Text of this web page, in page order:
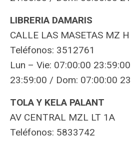
LIBRERIA DAMARIS
CALLE LAS MASETAS MZ
Teléfonos: 3512761
Lun – Vie: 07:00:00
23:59:00 / Dom: 07:00:00
TOLA Y KELA PALANT
AV CENTRAL MZL LT 1A
Teléfonos: 5833742